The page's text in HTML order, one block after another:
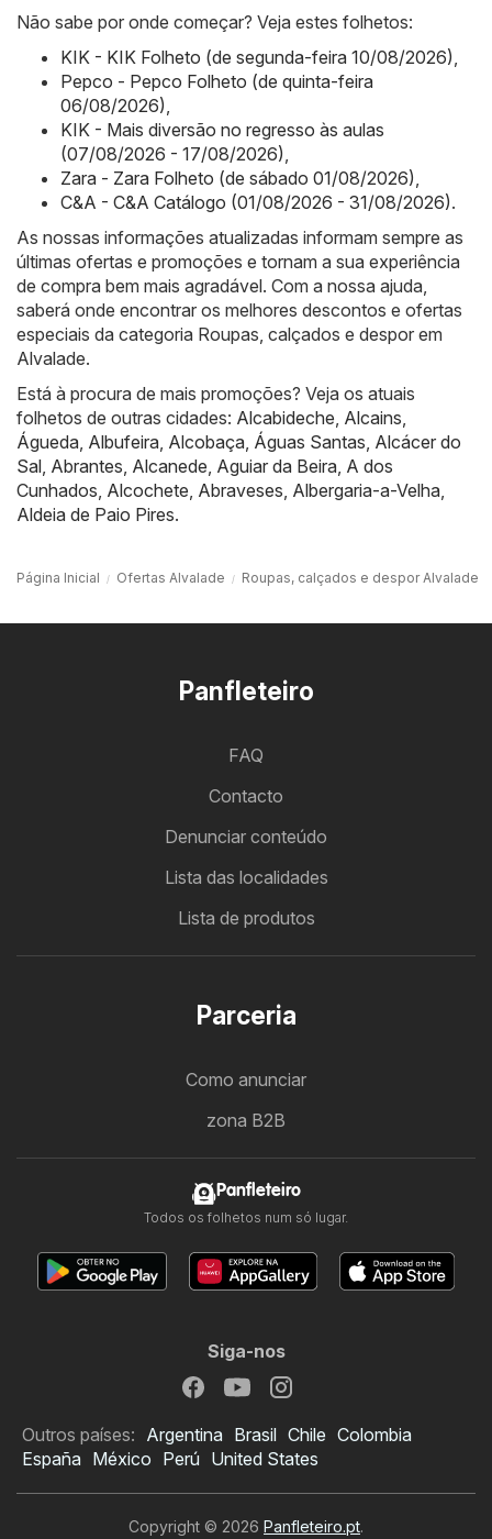
Não sabe por onde começar? Veja estes folhetos:
KIK - KIK Folheto (de segunda-feira 10/08/2026),
Pepco - Pepco Folheto (de quinta-feira
06/08/2026),
KIK - Mais diversão no regresso às aulas
(07/08/2026 - 17/08/2026),
Zara - Zara Folheto (de sábado 01/08/2026),
C&A - C&A Catálogo (01/08/2026 - 31/08/2026).
As nossas informações atualizadas informam sempre as
últimas ofertas e promoções e tornam a sua experiência
de compra bem mais agradável. Com a nossa ajuda,
saberá onde encontrar os melhores descontos e ofertas
especiais da categoria Roupas, calçados e despor em
Alvalade.
Está à procura de mais promoções? Veja os atuais
folhetos de outras cidades: Alcabideche, Alcains,
Águeda, Albufeira, Alcobaça, Águas Santas, Alcácer do
Sal, Abrantes, Alcanede, Aguiar da Beira, A dos
Cunhados, Alcochete, Abraveses, Albergaria-a-Velha,
Aldeia de Paio Pires.
Página Inicial Ofertas Alvalade Roupas, calçados e despor Alvalade
Panfleteiro
FAQ
Contacto
Denunciar conteúdo
Lista das localidades
Lista de produtos
Parceria
Como anunciar
zona B2B
Panfleteiro
Todos os folhetos num só lugar.
Siga-nos
Outros países: Argentina Brasil Chile Colombia
España México Perú United States
Copyright © 2026 Panfleteiro.pt.